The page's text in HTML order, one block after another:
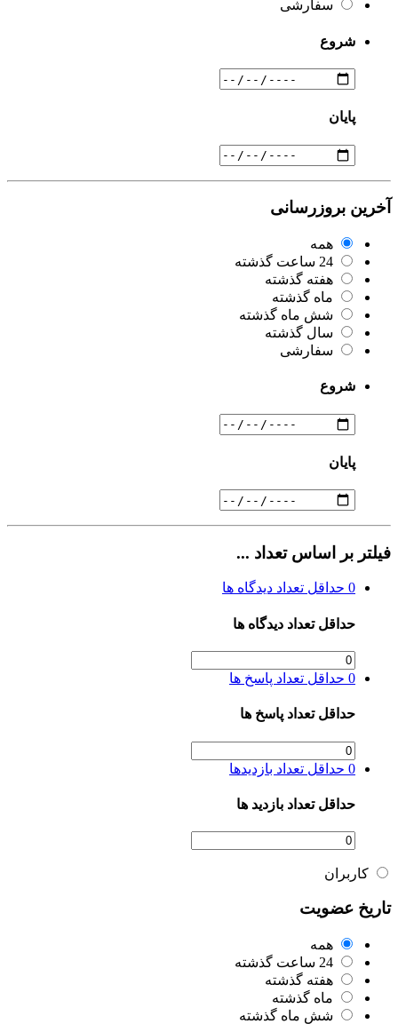
سفارشی
شروع
پایان
آخرین بروزرسانی
همه
24 ساعت گذشته
هفته گذشته
ماه گذشته
شش ماه گذشته
سال گذشته
سفارشی
شروع
پایان
فیلتر بر اساس تعداد ...
0 حداقل تعداد دیدگاه ها
حداقل تعداد دیدگاه ها
0 حداقل تعداد پاسخ ها
حداقل تعداد پاسخ ها
0 حداقل تعداد بازدیدها
حداقل تعداد بازدید ها
کاربران
تاریخ عضویت
همه
24 ساعت گذشته
هفته گذشته
ماه گذشته
شش ماه گذشته